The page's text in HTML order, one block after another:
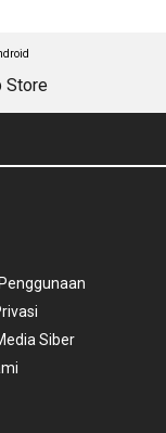
Siber